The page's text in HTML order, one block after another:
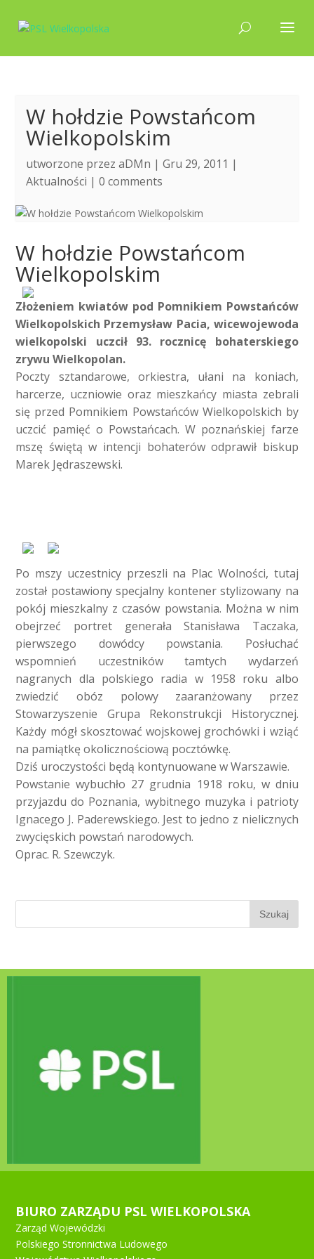
W hołdzie Powstańcom
Wielkopolskim
utworzone przezaDMn | Gru 29, 2011 |
Aktualności |0 comments
W hołdzie Powstańcom
Wielkopolskim
Złożeniem kwiatów pod Pomnikiem Powstańców
Wielkopolskich Przemysław Pacia, wicewojewoda
wielkopolski uczcił 93. rocznicę bohaterskiego
zrywu Wielkopolan.
Poczty sztandarowe, orkiestra, ułani na koniach,
harcerze, uczniowie oraz mieszkańcy miasta zebrali
się przed Pomnikiem Powstańców Wielkopolskich by
uczcić pamięć o Powstańcach. W poznańskiej farze
mszę świętą w intencji bohaterów odprawił biskup
Marek Jędraszewski.
Po mszy uczestnicy przeszli na Plac Wolności, tutaj
został postawiony specjalny kontener stylizowany na
pokój mieszkalny z czasów powstania. Można w nim
obejrzeć portret generała Stanisława Taczaka,
pierwszego dowódcy powstania. Posłuchać
wspomnień uczestników tamtych wydarzeń
nagranych dla polskiego radia w 1958 roku albo
zwiedzić obóz polowy zaaranżowany przez
Stowarzyszenie Grupa Rekonstrukcji Historycznej.
Każdy mógł skosztować wojskowej grochówki i wziąć
na pamiątkę okolicznościową pocztówkę.
Dziś uroczystości będą kontynuowane w Warszawie.
Powstanie wybuchło 27 grudnia 1918 roku, w dniu
przyjazdu do Poznania, wybitnego muzyka i patrioty
Ignacego J. Paderewskiego. Jest to jedno z nielicznych
zwycięskich powstań narodowych.
Oprac. R. Szewczyk.
BIURO ZARZĄDU PSL WIELKOPOLSKA
Zarząd Wojewódzki
Polskiego Stronnictwa Ludowego